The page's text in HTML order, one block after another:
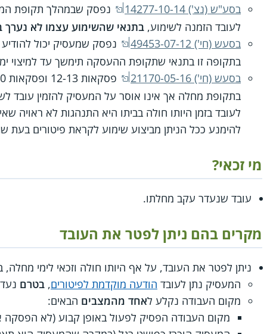
בסע"ש (נצ') 14277-10-14‏
נפסק שבמהלך תקופת
לעובד הזמנה לשימוע, בתנאי שהשימוע עצמו לא
בסעש (חי') 49453-07-12‏‏
נפסק שמעסיק יכול
בתקופה זו בתנאי שתקופת ההעסקה תימשך עד למיצוי
בסעש (חי') 21170-05-16‏
בתקופת מחלה אך אינו אוסר על המעסיק להזמין עובד
לעובד בזמן היותו חולה בביתו היא התנהגות לא ראויה
להימנע ככל הניתן מביצוע שימוע לקראת פיטורים
מי זכאי?
עובד שנעדר עקב מחלתו.
מקרים בהם ניתן לפטר את העובד
ניתן לפטר את העובד, על אף היותו חולה וזכאי לימי מחלה,
המעסיק נתן לעובד הודעה מוקדמת לפיטורים, בטרם
מקום העבודה נקלע לאחד מהמצבים הבאים:
מקום העבודה הפסיק לפעול באופן קבוע (לא